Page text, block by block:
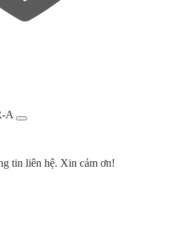
A
tin liên hệ. Xin cảm ơn!